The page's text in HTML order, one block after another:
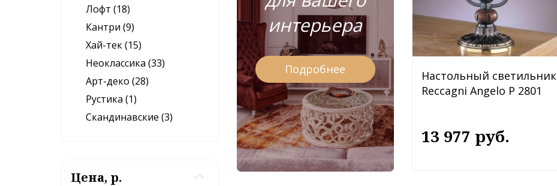
Лофт (18)
Кантри (9)
Хай-тек (15)
Неоклассика (33)
Арт-деко (28)
Рустика (1)
Скандинавские (3)
Цена, р.
интерьера
Подробнее
Настольный светильник
Reccagni Angelo P 2801
13 977 руб.